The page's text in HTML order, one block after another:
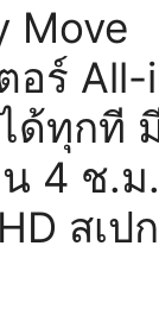
Move
อร์ All-
ด้ทุกที
4 ช.ม
สเป